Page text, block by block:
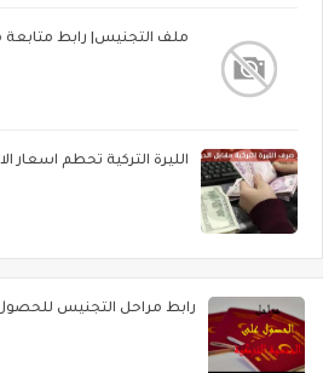
ملف التجنيس| رابط متابعة
الليرة التركية تحطم اسعار
رابط مراحل التجنيس للحصول